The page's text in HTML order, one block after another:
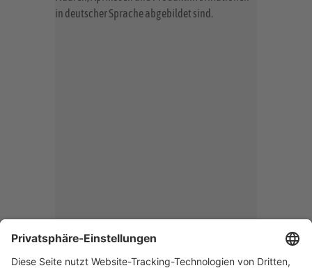
hübner® Haut Haare Nägel Direkt Aprikose - 30